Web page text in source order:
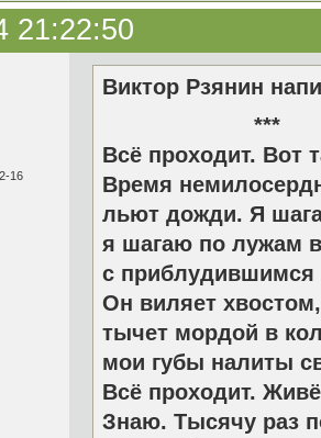
21:22:50
16
Виктор Рзянин
Всё проходит. Вот
Время
льют дожди. Я
я шагаю по лужам
с приблудившимся
Он виляет
тычет мордой в
мои губы налиты
Всё проходит.
Знаю. Тысячу раз